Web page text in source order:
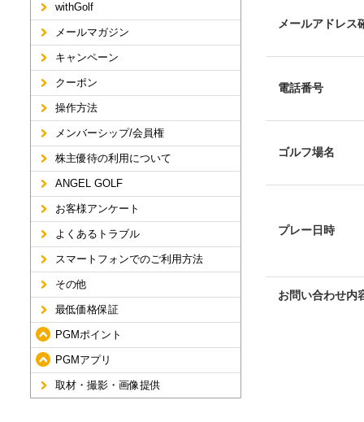
withGolf
メールマガジン
キャンペーン
クーポン
操作方法
メンバーシップ/会員権
株主優待の利用について
ANGEL GOLF
お客様アンケート
よくあるトラブル
スマートフォンでのご利用方法
その他
最低価格保証
PGMポイント
PGMアプリ
取材・撮影・画像提供
メールアドレス
電話番号
ゴルフ場名
プレー日時
お問い合わせ内